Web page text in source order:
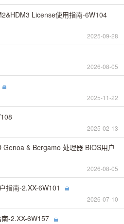
License使用指南-6W104
2025-09-28
2026-08-05
2025-11-22
2025-02-13
& Bergamo 处理器 BIOS用户
2026-08-05
指南-2.XX-6W101
2026-07-10
-2.XX-6W157